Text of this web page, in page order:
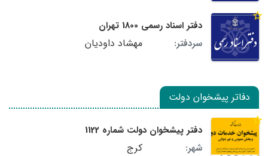
دفتر اسناد رسمی 1800 تهران
سردفتر:
مهشاد داودیان
دفاتر پیشخوان دولت
دفتر پیشخوان دولت شماره 1122
شهر:
کرج